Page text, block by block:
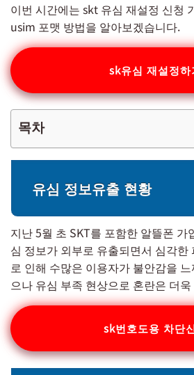
이번 시간에는 skt 유심 재설정 신청
usim 포맷 방법을 알아보겠습니다.
sk유심 재설정하
목차
유심 정보유출 현황
지난 5월 초 SKT를 포함한 알뜰폰 가
심 정보가 외부로 유출되면서 심각한
로 인해 수많은 이용자가 불안감을
으나 유심 부족 현상으로 혼란은 더
sk번호도용 차단